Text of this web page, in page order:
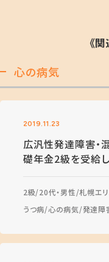
《
心の病気
2019.11.23
広汎性発達障害・
礎年金2級を受給
2級 20代・男性 札幌エ
うつ病 心の病気 発達障